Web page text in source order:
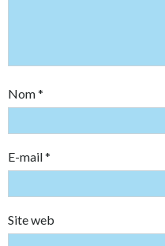
Nom*
E-mail*
Site web